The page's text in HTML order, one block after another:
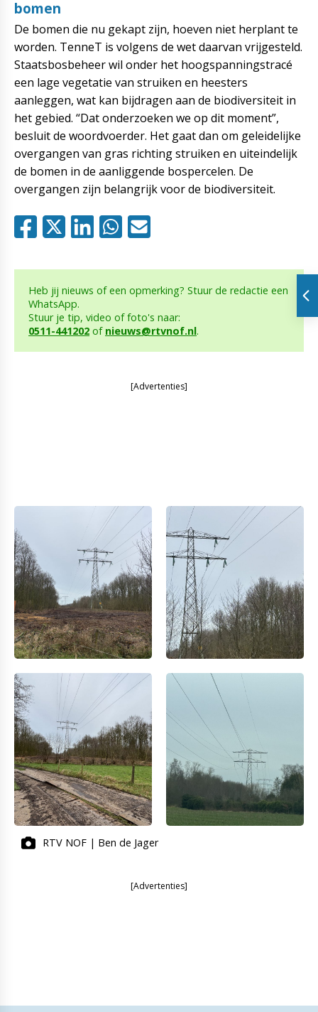
bomen
De bomen die nu gekapt zijn, hoeven niet herplant te
worden. TenneT is volgens de wet daarvan vrijgesteld.
Staatsbosbeheer wil onder het hoogspanningstracé
een lage vegetatie van struiken en heesters
aanleggen, wat kan bijdragen aan de biodiversiteit in
het gebied. “Dat onderzoeken we op dit moment”,
besluit de woordvoerder. Het gaat dan om geleidelijke
overgangen van gras richting struiken en uiteindelijk
de bomen in de aanliggende bospercelen. De
overgangen zijn belangrijk voor de biodiversiteit.
Heb jij nieuws of een opmerking? Stuur de redactie een
WhatsApp.
Stuur je tip, video of foto's naar:
0511-441202 of nieuws@rtvnof.nl.
[Advertenties]
RTV NOF | Ben de Jager
[Advertenties]